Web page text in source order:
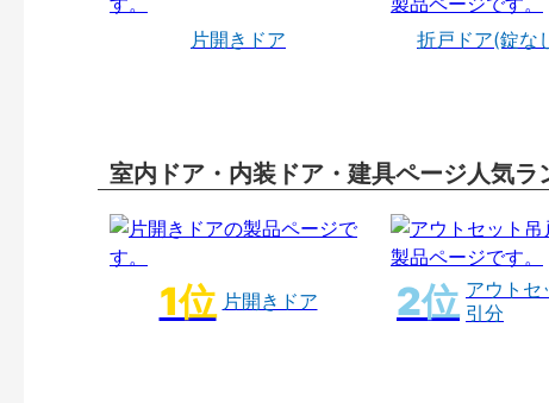
片開きドア 折戸ドア(錠な
室内ドア・内装ドア・建具ページ人気ラ
片開きドア
アウトセ
引分